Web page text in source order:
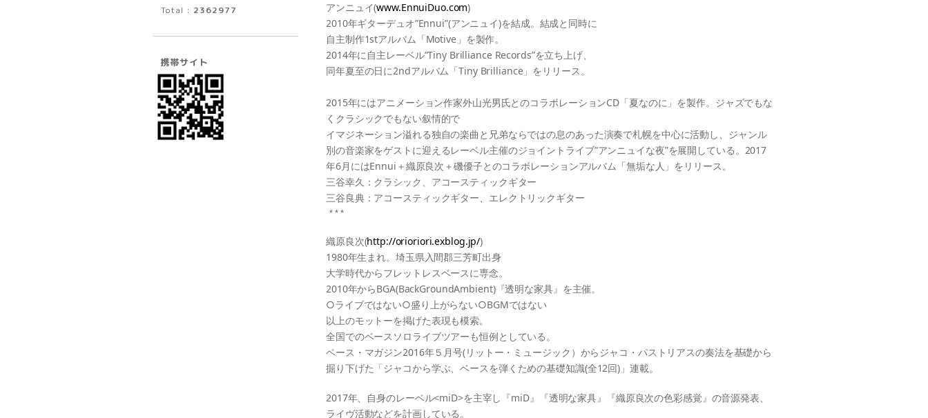
アンニュイ(www.EnnuiDuo.com)
2010年ギターデュオ”Ennui”(アンニュイ)を結成。結成と同時に
自主制作1stアルバム「Motive」を製作。
2014年に自主レーベル”Tiny Brilliance Records”を立ち上げ、
同年夏至の日に2ndアルバム「Tiny Brilliance」をリリース。
2015年にはアニメーション作家外山光男氏とのコラボレーションCD「夏なのに」を製作。 ジャズでもな
くクラシックでもない叙情的で
イマジネーション溢れる独自の楽曲と兄弟ならではの息のあった演奏で札幌を中心に活動し、ジャンル
別の音楽家をゲストに迎えるレーベル主催のジョイントライブ”アンニュイな夜”を展開している。2017
年6月にはEnnui＋織原良次＋磯優子とのコラボレーションアルバム「無垢な人」をリリース。
三谷幸久：クラシック、アコースティックギター
三谷良典：アコースティックギター、エレクトリックギター
***
織原良次(http://orioriori.exblog.jp/)
1980年生まれ。埼玉県入間郡三芳町出身
大学時代からフレットレスベースに専念。
2010年からBGA(BackGroundAmbient)『透明な家具』を主催。
○ライブではない○盛り上がらない○BGMではない
以上のモットーを掲げた表現も模索。
全国でのベースソロライブツアーも恒例としている。
ベース・マガジン2016年５月号(リットー・ミュージック）からジャコ・パストリアスの奏法を基礎から
掘り下げた「ジャコから学ぶ、ベースを弾くための基礎知識(全12回)」連載。
2017年、自身のレーベル<miD>を主宰し『miD』『透明な家具』『織原良次の色彩感覚』の音源発表、
ライヴ活動などを計画している。
Total : 2362977
携帯サイト